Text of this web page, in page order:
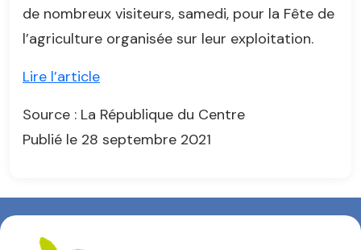
de nombreux visiteurs, samedi, pour la Fête de
l’agriculture organisée sur leur exploitation.
Lire l’article
Source : La République du Centre
Publié le 28 septembre 2021